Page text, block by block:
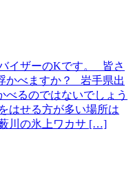
イザーのKです。 皆さ
かべますか？ 岩手県出
るのではないでしょう
はせる方が多い場所は
川の氷上ワカサ […]